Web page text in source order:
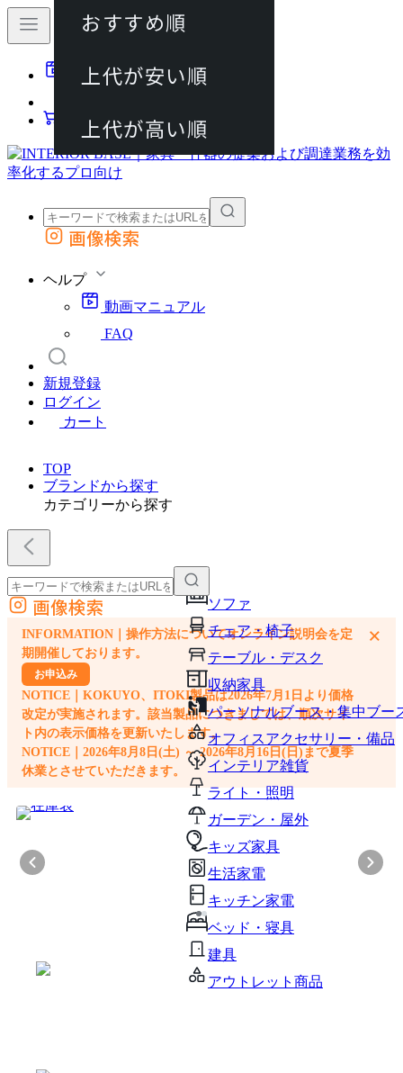
動画マニュアル
カート
外部サイトの商品をカートに追加
画像検索
ヘルプ
動画マニュアル
FAQ
新規登録
ログイン
カート
TOP
ブランドから探す
カテゴリーから探す
ソファ
チェア・椅子
テーブル・デスク
収納家具
パーソナルブース・集中ブー
オフィスアクセサリー・備品
インテリア雑貨
ライト・照明
ガーデン・屋外
キッズ家具
生活家電
キッチン家電
ベッド・寝具
建具
アウトレット商品
外部サイトの商品をカートに追加
他のサイトで見つけた商品ページのURLを貼り付けて、カートに追加できます
画像検索
INFORMATION｜操作方法についてオンライン説明会を定
期開催しております。
お申込み
NOTICE｜KOKUYO、ITOKI製品は2026年7月1日より価格
改定が実施されます。該当製品につきましては、順次サイ
ト内の表示価格を更新いたします。
NOTICE｜2026年8月8日(土) ～ 2026年8月16日(日)まで夏季
休業とさせていただきます。
×
おすすめ順
上代が安い順
上代が高い順